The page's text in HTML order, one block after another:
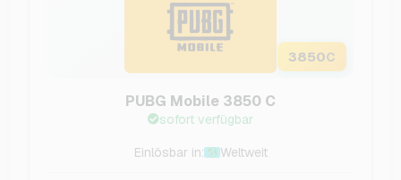
3850C
PUBG Mobile 3850 C
sofort verfügbar
Einlösbar in: Weltweit